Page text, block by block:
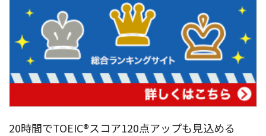
20時間でTOEIC®︎スコア120点アップも見込める